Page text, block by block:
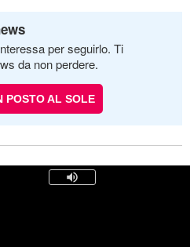
per seguirlo. Ti
da non perdere.
POSTO AL SOLE